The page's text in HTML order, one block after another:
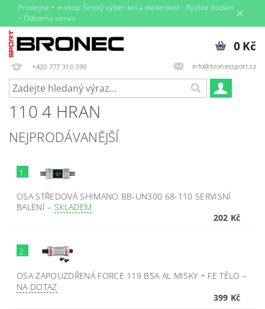
Prodejna + e‑shop Široký výběr kol a elektrokol • Rychlé dodání
• Odborný servis
+420 777 310 399 info@bronecsport.cz
0 Kč
110 4 HRAN
NEJPRODÁVANĚJŠÍ
1.
OSA STŘEDOVÁ SHIMANO BB-UN300 68-110 SERVISNÍ
BALENÍ– SKLADEM
202 Kč
2.
OSA ZAPOUZDŘENÁ FORCE 119 BSA AL MISKY + FE TĚLO –
NA DOTAZ
399 Kč